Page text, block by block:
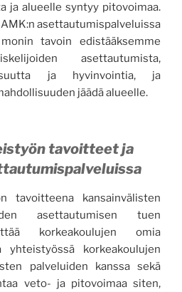
ja alueelle syntyy pitovoimaa.
asettautumispalveluissa
tavoin edistääksemme
asettautumista,
ja hyvinvointia, ja
jäädä alueelle.
tavoitteet ja
tavoitteena kansainvälisten
asettautumisen tuen
korkeakoulujen omia
yhteistyössä korkeakoulujen
palveluiden kanssa sekä
veto- ja pitovoimaa siten,